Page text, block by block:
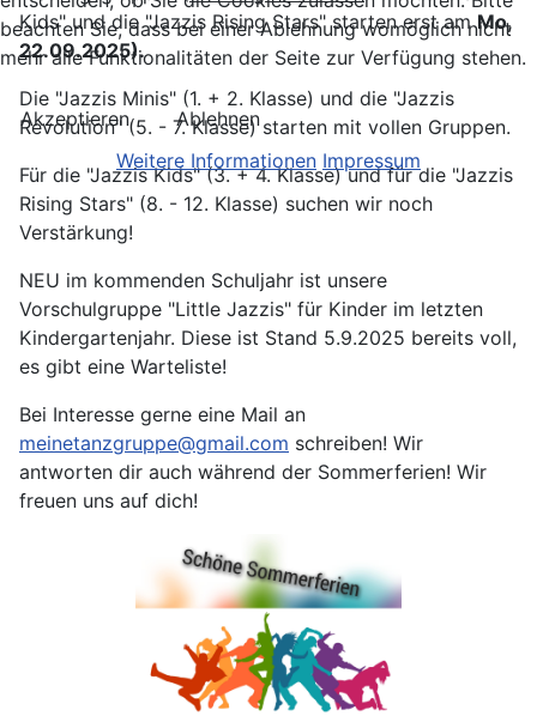
Kids" und die "Jazzis Rising Stars" starten erst amMo,
22.09.2025).
Die "Jazzis Minis" (1. + 2. Klasse) und die "Jazzis
Revolution" (5. - 7. Klasse) starten mit vollen Gruppen.
Für die "Jazzis Kids" (3. + 4. Klasse) und für die "Jazzis
Rising Stars" (8. - 12. Klasse) suchen wir noch
Verstärkung!
NEU im kommenden Schuljahr ist unsere
Vorschulgruppe "Little Jazzis" für Kinder im letzten
Kindergartenjahr. Diese ist Stand 5.9.2025 bereits voll,
es gibt eine Warteliste!
Bei Interesse gerne eine Mail an
meinetanzgruppe@gmail.com schreiben! Wir
antworten dir auch während der Sommerferien! Wir
freuen uns auf dich!
beachten Sie, dass bei einer Ablehnung womöglich nicht
mehr alle Funktionalitäten der Seite zur Verfügung stehen.
Akzeptieren
Ablehnen
Weitere Informationen Impressum